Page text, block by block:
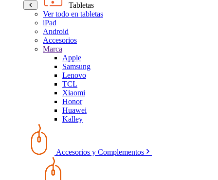
Tabletas
Ver todo en tabletas
iPad
Android
Accesorios
Marca
Apple
Samsung
Lenovo
TCL
Xiaomi
Honor
Huawei
Kalley
Accesorios y Complementos